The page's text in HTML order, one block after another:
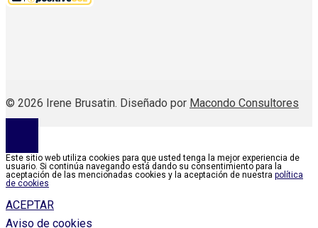
© 2026 Irene Brusatin. Diseñado por Macondo Consultores
Este sitio web utiliza cookies para que usted tenga la mejor experiencia de
usuario. Si continúa navegando está dando su consentimiento para la
aceptación de las mencionadas cookies y la aceptación de nuestra política
de cookies
ACEPTAR
Aviso de cookies